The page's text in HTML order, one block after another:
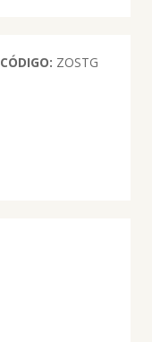
CÓDIGO: ZOSTG